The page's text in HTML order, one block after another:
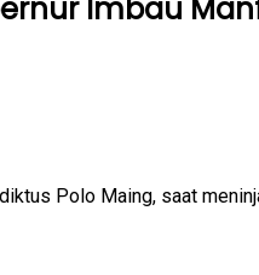
Imbau
Polo Maing, saat